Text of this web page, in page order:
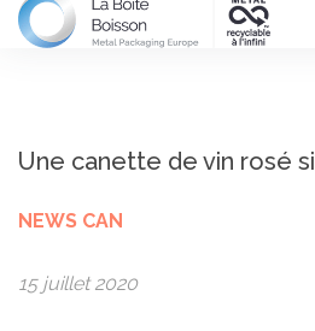
Une canette de vin rosé
NEWS CAN
15 juillet 2020